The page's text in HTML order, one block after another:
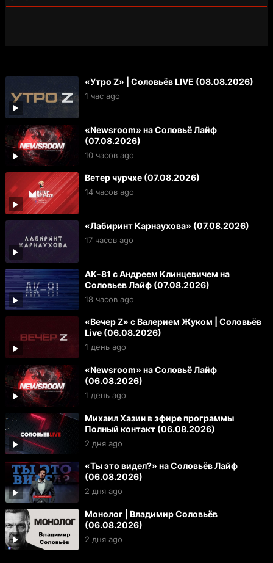
«Утро Z» | Соловьёв LIVE (08.08.2026)
1 час ago
«Newsroom» на Соловьё Лайф
(07.08.2026)
10 часов ago
Ветер чурчхе (07.08.2026)
14 часов ago
«Лабиринт Карнаухова» (07.08.2026)
17 часов ago
АК-81 с Андреем Клинцевичем на
Соловьев Лайф (07.08.2026)
18 часов ago
«Вечер Z» с Валерием Жуком | Соловьёв
Live (06.08.2026)
1 день ago
«Newsroom» на Соловьё Лайф
(06.08.2026)
1 день ago
Михаил Хазин в эфире программы
Полный контакт (06.08.2026)
2 дня ago
«Ты это видел?» на Соловьёв Лайф
(06.08.2026)
2 дня ago
Монолог | Владимир Соловьёв
(06.08.2026)
2 дня ago